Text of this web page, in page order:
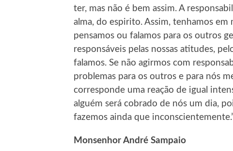
ter, mas não é bem assim. A
alma, do espirito. Assim, tenhamos
pensamos ou falamos para os outros
responsáveis pelas nossas atitudes,
falamos. Se não agirmos com
problemas para os outros e para nós
corresponde uma reação de igual
alguém será cobrado de nós um dia,
fazemos ainda que
Monsenhor André Sampaio